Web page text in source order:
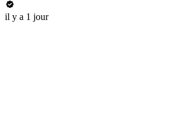
il y a 1 jour